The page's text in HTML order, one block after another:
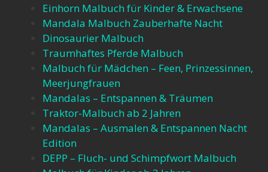
Einhorn Malbuch für Kinder & Erwachsene
Mandala Malbuch Zauberhafte Nacht
Dinosaurier Malbuch
Traumhaftes Pferde Malbuch
Malbuch für Mädchen – Feen, Prinzessinnen,
Meerjungfrauen​
Mandalas – Entspannen & Träumen​
Traktor-Malbuch ab 2 Jahren​
Mandalas – Ausmalen & Entspannen​ Nacht
Edition
DEPP – Fluch- und Schimpfwort Malbuch​